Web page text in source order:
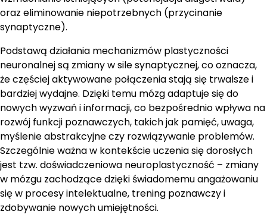
oraz eliminowanie niepotrzebnych (przycinanie
synaptyczne).
Podstawą działania mechanizmów plastyczności
neuronalnej są zmiany w sile synaptycznej, co oznacza,
że częściej aktywowane połączenia stają się trwalsze i
bardziej wydajne. Dzięki temu mózg adaptuje się do
nowych wyzwań i informacji, co bezpośrednio wpływa na
rozwój funkcji poznawczych, takich jak pamięć, uwaga,
myślenie abstrakcyjne czy rozwiązywanie problemów.
Szczególnie ważna w kontekście uczenia się dorosłych
jest tzw. doświadczeniowa neuroplastyczność – zmiany
w mózgu zachodzące dzięki świadomemu angażowaniu
się w procesy intelektualne, trening poznawczy i
zdobywanie nowych umiejętności.